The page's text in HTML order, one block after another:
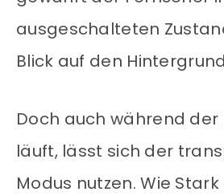
ausgeschalteten
Blick auf den
Doch auch während der
läuft, lässt sich der
Modus nutzen. Wie